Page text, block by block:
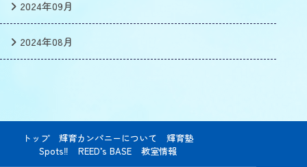
2024年09月
2024年08月
トップ 輝育カンパニーについて
輝育塾
Spots‼
REED’s BASE 教室情報